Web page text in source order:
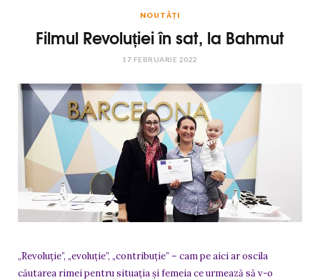
NOUTĂȚI
Filmul Revoluției în sat, la Bahmut
17 FEBRUARIE 2022
„Revoluție”, „evoluție”, „contribuție” – cam pe aici ar oscila
căutarea rimei pentru situația și femeia ce urmează să v-o